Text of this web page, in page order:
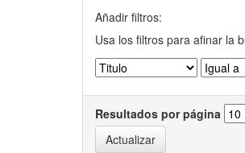
Añadir filtros:
Usa los filtros para afinar la
Resultados por página